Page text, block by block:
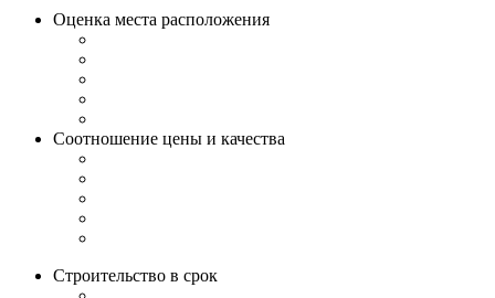
Оценка места расположения
Соотношение цены и качества
Строительство в срок